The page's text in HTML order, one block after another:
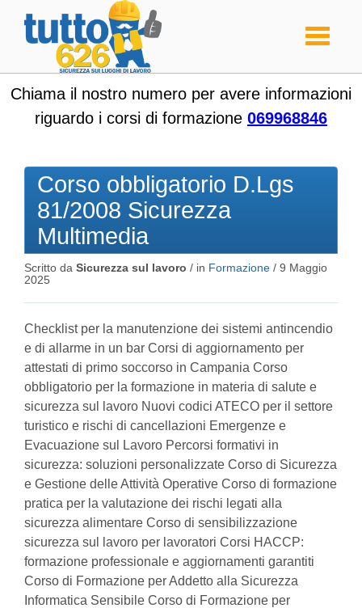
Toggle
Chiama il nostro numero per avere informazioni
riguardo i corsi di formazione 069968846
Corso obbligatorio D.Lgs
81/2008 Sicurezza
Multimedia
Scritto da Sicurezza sul lavoro / in Formazione / 9 Maggio
2025
Checklist per la manutenzione dei sistemi antincendio
e di allarme in un bar Corsi di aggiornamento per
attestati di primo soccorso in Campania Corso
obbligatorio per la formazione in materia di salute e
sicurezza sul lavoro Nuovi codici ATECO per il settore
turistico e rischi di cancellazioni Emergenze e
Evacuazione sul Lavoro Percorsi formativi in
sicurezza: soluzioni personalizzate Corso di Sicurezza
e Gestione delle Attività Operative Corso di formazione
pratica per la valutazione dei rischi legati alla
sicurezza alimentare Corso di sensibilizzazione
sicurezza sul lavoro per lavoratori Corsi HACCP:
formazione professionale e aggiornamenti garantiti
Corso di Formazione per Addetto alla Sicurezza
Informatica Sensibile Corso di Formazione per